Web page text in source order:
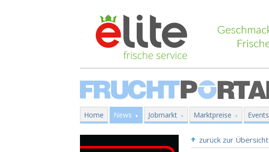
Home News Jobmarkt Marktpreise Events
zurück zur Übersicht